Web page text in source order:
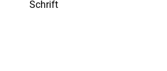
Schrift